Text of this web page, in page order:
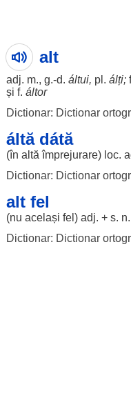
alt
adj. m., g.-d. áltui, pl. álți;
și f. áltor
Dictionar: Dictionar
áltă dátă
(în altăîmprejurare) loc.
Dictionar: Dictionar
alt fel
(nu același fel ) adj. + s. n.
Dictionar: Dictionar